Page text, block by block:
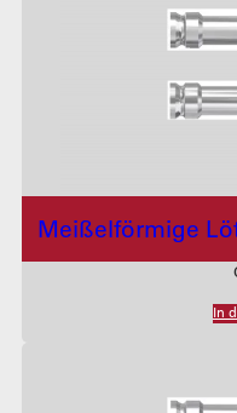
Meißelförmige
In